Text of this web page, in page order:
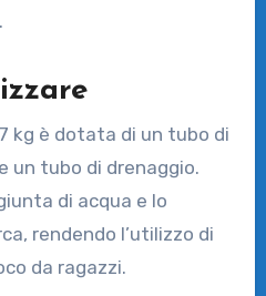
kg è dotata di un tubo di
un tubo di drenaggio.
di acqua e lo
rendendo l’utilizzo di
da ragazzi.